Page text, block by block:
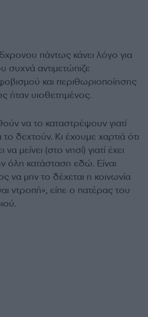
πάντως κάνει λόγο για
συχνά αντιμετώπιζε
και περιθωριοποίησης
ήταν υιοθετημένος.
να το καταστρέψουν γιατί
δεχτούν. Κι έχουμε χαρτιά ότι
μείνει (στο νησί) γιατί έχει
όλη κατάσταση εδώ. Είναι
να μην το δέχεται η κοινωνία
ντροπή», είπε ο πατέρας του